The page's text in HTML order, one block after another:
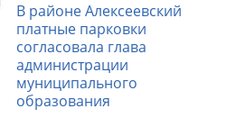
В районе Алексеевский
платные парковки
согласовала глава
администрации
муниципального
образования